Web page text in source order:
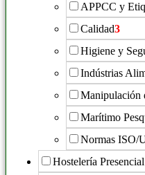
APPCC y
Calidad3
Higiene y
Indústrias
Manipulación
Marítimo
Normas ISO/
Hostelería Presencial